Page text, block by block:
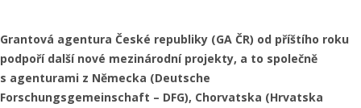
Grantová agentura České republiky (GA ČR) od příštího roku
podpoří další nové mezinárodní projekty, a to společně
s agenturami z Německa (Deutsche
Forschungsgemeinschaft – DFG), Chorvatska (Hrvatska